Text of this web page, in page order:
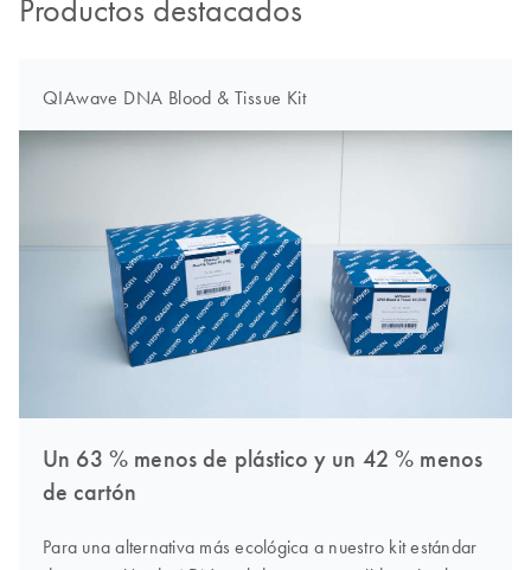
Productos destacados
QIAwave DNA Blood & Tissue Kit
Un 63 % menos de plástico y un 42 % menos
de cartón
Para una alternativa más ecológica a nuestro kit estándar